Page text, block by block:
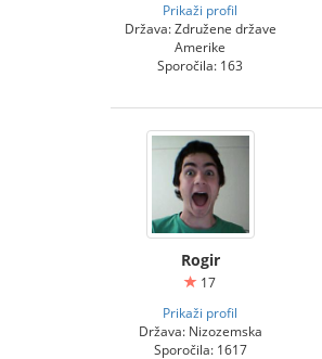
Prikaži profil
Država: Združene države
Amerike
Sporočila: 163
Rogir
17
Prikaži profil
Država: Nizozemska
Sporočila: 1617